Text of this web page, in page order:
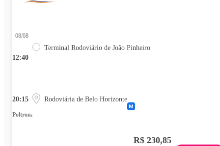
12:40
08/08
Terminal Rodoviário de João Pinheiro
20:15 Rodoviária de Belo Horizonte
Poltrona
R$ 230,85